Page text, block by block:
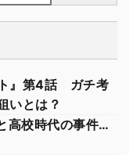
ト』第4話 ガチ考
いとは？
高校時代の事件…